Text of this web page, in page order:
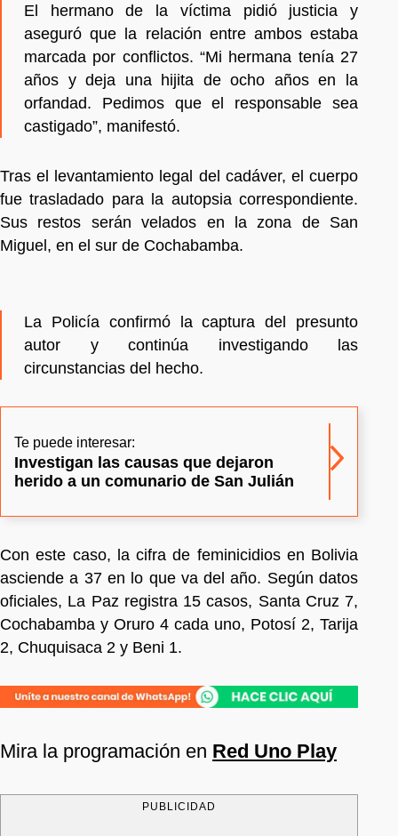
El hermano de la víctima pidió justicia y
aseguró que la relación entre ambos estaba
marcada por conflictos. “Mi hermana tenía 27
años y deja una hijita de ocho años en la
orfandad. Pedimos que el responsable sea
castigado”, manifestó.
Tras el levantamiento legal del cadáver, el cuerpo
fue trasladado para la autopsia correspondiente.
Sus restos serán velados en la zona de San
Miguel, en el sur de Cochabamba.
La Policía confirmó la captura del presunto
autor y continúa investigando las
circunstancias del hecho.
Te puede interesar:
Investigan las causas que dejaron
herido a un comunario de San Julián
Con este caso, la cifra de feminicidios en Bolivia
asciende a 37 en lo que va del año. Según datos
oficiales, La Paz registra 15 casos, Santa Cruz 7,
Cochabamba y Oruro 4 cada uno, Potosí 2, Tarija
2, Chuquisaca 2 y Beni 1.
Mira la programación en Red Uno Play
PUBLICIDAD